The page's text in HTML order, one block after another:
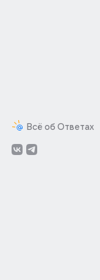
Всё об Ответах